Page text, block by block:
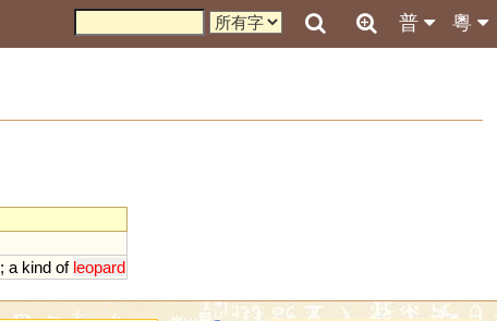
粵
普
; a kind of leopard